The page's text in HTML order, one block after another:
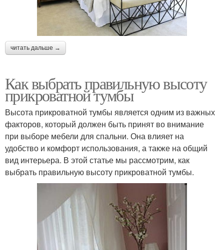
читать дальше →
Как выбрать правильную высоту
прикроватной тумбы
Высота прикроватной тумбы является одним из важных
факторов, который должен быть принят во внимание
при выборе мебели для спальни. Она влияет на
удобство и комфорт использования, а также на общий
вид интерьера. В этой статье мы рассмотрим, как
выбрать правильную высоту прикроватной тумбы.